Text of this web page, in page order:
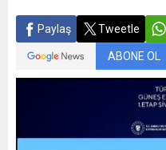
Paylaş Tweetle
ABONE OL